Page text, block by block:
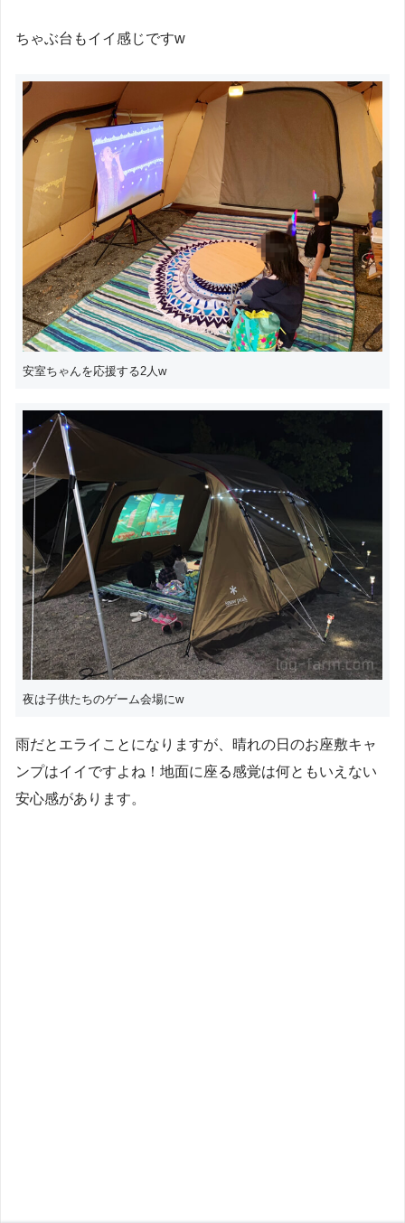
ちゃぶ台もイイ感じですw
安室ちゃんを応援する2人w
夜は子供たちのゲーム会場にw
雨だとエライことになりますが、晴れの日のお座敷キャ
ンプはイイですよね！地面に座る感覚は何ともいえない
安心感があります。